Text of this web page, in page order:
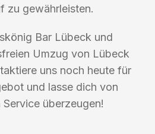
zu gewährleisten.
Bar Lübeck und
Umzug von Lübeck
uns noch heute für
und lasse dich von
überzeugen!